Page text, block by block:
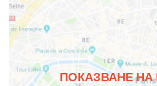
ПОКАЗВАНЕ НА